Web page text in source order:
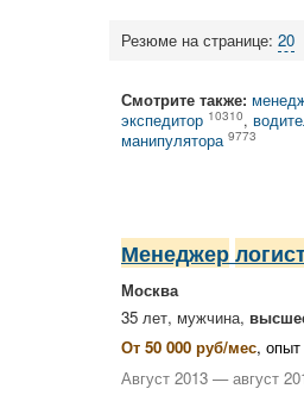
Резюме на странице: 20
Смотрите также:
экспедитор 10310,
манипулятора 9773
Менеджер
Москва
35 лет, мужчина,
От 50 000 руб/мес,
Август 2013 — август